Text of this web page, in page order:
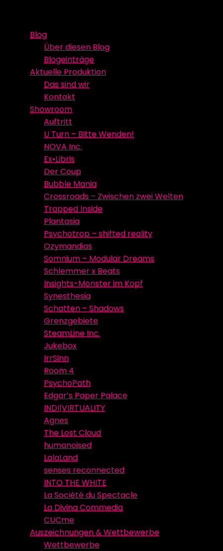
contentBlog
Über diesen Blog
Blogeinträge
Aktuelle Produktion
Das sind wir
Kontakt
Showroom
Auftritt
U Turn – Bitte Wenden!
NOVA Inc.
Ex•Libris
Der Coup
Bubble Mania
Crossroads – Zwischen zwei Welten
Trapped Inside
Plantasia
Psychotrop – shifted reality
Ozymandias
Somnium – Modular Dreams
Schlemmer x Beats
Insights-Monster im Kopf
Synesthesia
Schatten – Shadows
Grenzgebiete
SteamLine Inc.
Jukebox
IrrSinn
Room 4
PsychoPath
Edgar’s Paper Palace
INDI|VIRTUALITY
Agnes
The Lost Cloud
humanoised
LalaLand
senses reconnected
INTO THE WHITE
La Société du Spectacle
La Divina Commedia
CUCme
Auszeichnungen & Wettbewerbe
Wettbewerbe